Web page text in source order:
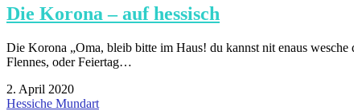
Die Korona – auf hessisch
Die Korona „Oma, bleib bitte im Haus! du kannst nit enaus
Flennes, oder Feiertag…
2. April 2020
Hessiche Mundart